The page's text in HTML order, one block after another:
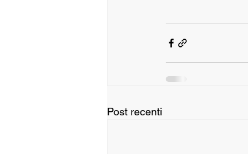
Post recenti